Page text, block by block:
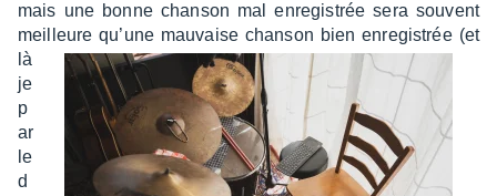
mais une bonne chan­son mal enre­gis­trée sera souvent
meilleure qu’une mauvaise chan­son bien enre­gis­trée (et
là
je
p
ar
le
d